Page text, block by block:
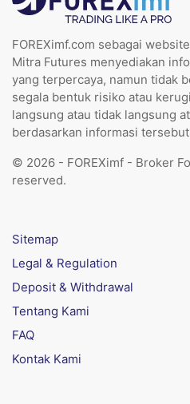
FOREXimf.com sebagai
Mitra Futures menyediakan
yang terpercaya, namun tidak
segala bentuk risiko atau
langsung atau tidak langsung
berdasarkan informasi tersebut
© 2026 - FOREXimf - Broker
reserved.
Sitemap
Legal & Regulation
Deposit & Withdrawal
Tentang Kami
FAQ
Kontak Kami